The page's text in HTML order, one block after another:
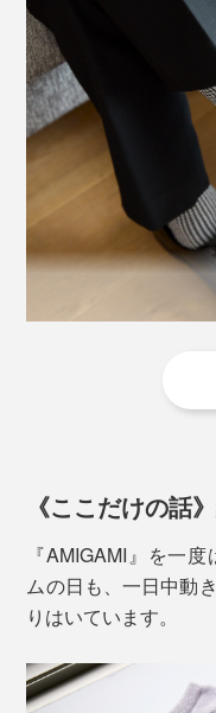
「美濃和紙」の糸を
夜、仕事から帰宅し
後。靴を脱いでも、
「あれ、いつもより
「靴下のジメジメが
写真は、左からホワイト×ベー
『AMIGAMI』は、
リブ編みに浮き編み
子の柄をつくってい
《ここだけの話
『AMIGAMI』を一
ムの日も、一日中動
りはいています。